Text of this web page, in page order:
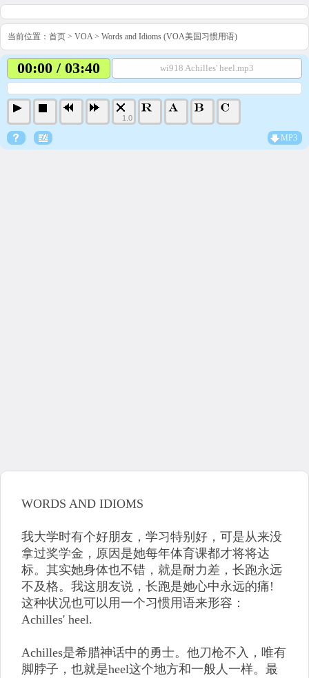
当前位置： 首页 > VOA> Words and Idioms (VOA美国习惯用语)
00:00 / 03:40 wi918 Achilles' heel.mp3
1.0
MP3
WORDS AND IDIOMS
我大学时有个好朋友，学习特别好，可是从来没
拿过奖学金，原因是她每年体育课都才将将达
标。其实她身体也不错，就是耐力差，长跑永远
不及格。我这朋友说，长跑是她心中永远的痛!
这种状况也可以用一个习惯用语来形容：
Achilles' heel.
Achilles是希腊神话中的勇士。他刀枪不入，唯有
脚脖子，也就是heel这个地方和一般人一样。最